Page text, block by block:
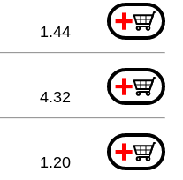
+
1.44
+
4.32
+
1.20